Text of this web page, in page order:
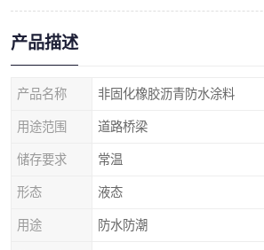
产品描述
产品名称 非固化橡胶沥青防水涂料
用途范围 道路桥梁
储存要求 常温
形态 液态
用途 防水防潮